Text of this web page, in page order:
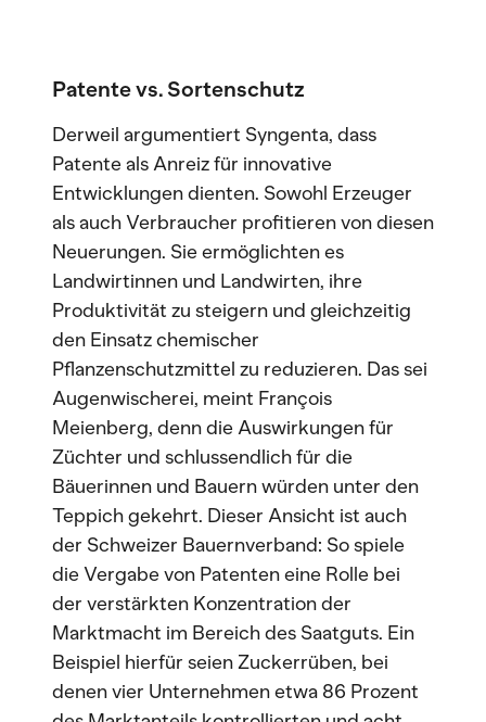
Patente vs. Sortenschutz
Derweil argumentiert Syngenta, dass
Patente als Anreiz für innovative
Entwicklungen dienten. Sowohl Erzeuger
als auch Verbraucher profitieren von diesen
Neuerungen. Sie ermöglichten es
Landwirtinnen und Landwirten, ihre
Produktivität zu steigern und gleichzeitig
den Einsatz chemischer
Pflanzenschutzmittel zu reduzieren. Das sei
Augenwischerei, meint François
Meienberg, denn die Auswirkungen für
Züchter und schlussendlich für die
Bäuerinnen und Bauern würden unter den
Teppich gekehrt. Dieser Ansicht ist auch
der Schweizer Bauernverband: So spiele
die Vergabe von Patenten eine Rolle bei
der verstärkten Konzentration der
Marktmacht im Bereich des Saatguts. Ein
Beispiel hierfür seien Zuckerrüben, bei
denen vier Unternehmen etwa 86 Prozent